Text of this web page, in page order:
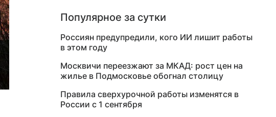
Популярное за сутки
Россиян предупредили, кого ИИ лишит работы
в этом году
Москвичи переезжают за МКАД: рост цен на
жилье в Подмосковье обогнал столицу
Правила сверхурочной работы изменятся в
России с 1 сентября